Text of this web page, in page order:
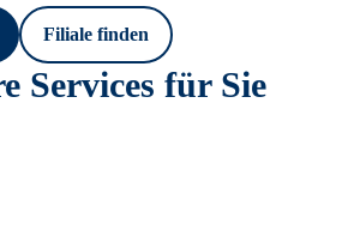
Filiale finden
Services für Sie